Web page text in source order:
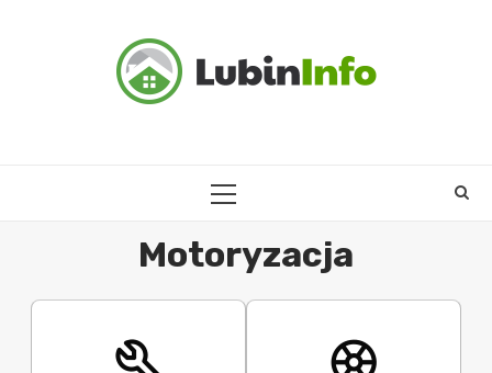
PRIMARY
Motoryzacja